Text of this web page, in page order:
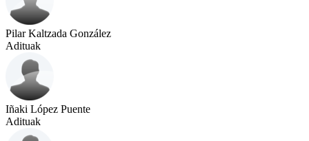
Pilar Kaltzada González
Adituak
Iñaki López Puente
Adituak